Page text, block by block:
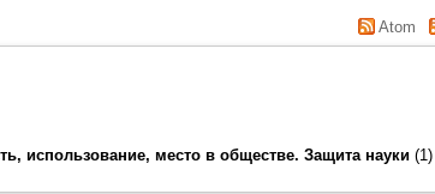
Atom
использование, место в обществе. Защита науки (1)